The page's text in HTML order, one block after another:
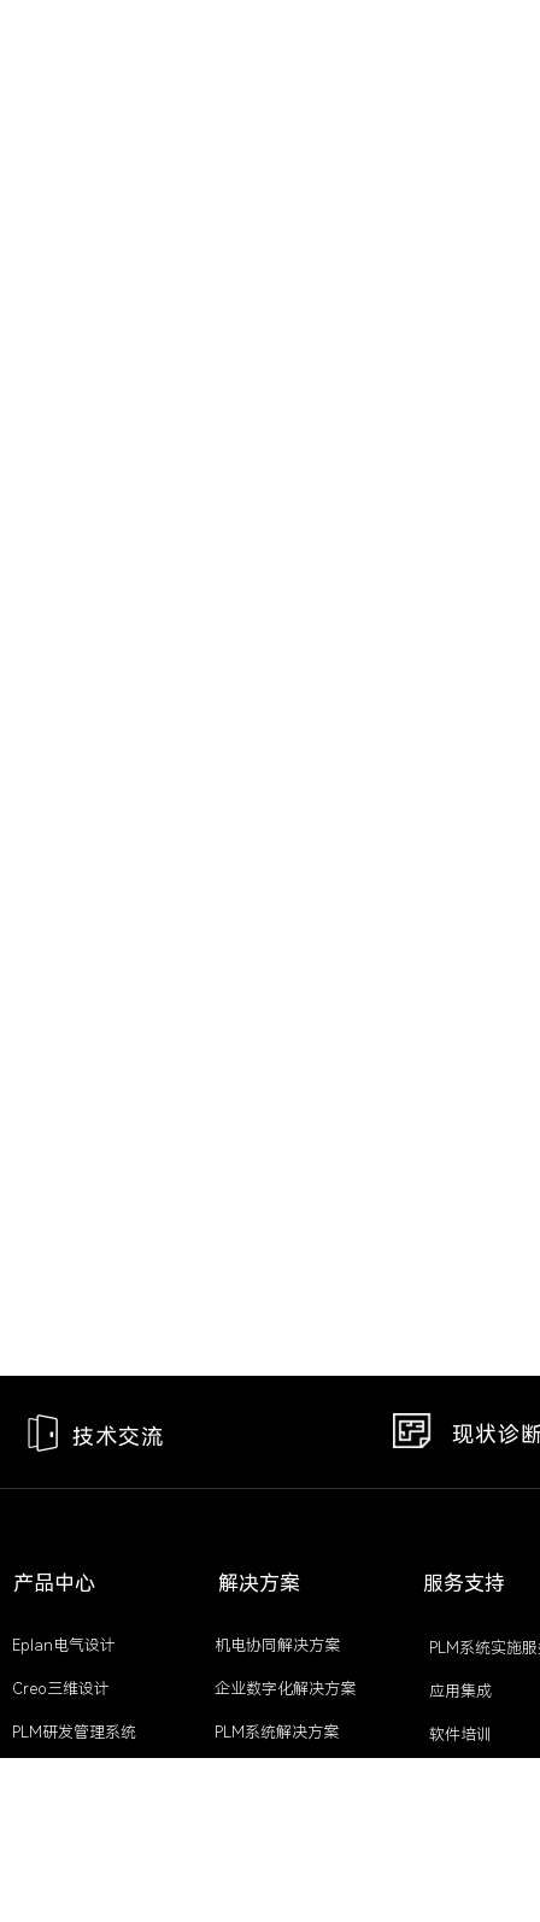
现状诊
技术交流
机电协同解决方案
企业数字化解决方案
PLM系统解决方案
产品中心 解决方案 服务支持
PLM系统实施
应用集成
软件培训
Eplan电气设计
Creo三维设计
PLM研发管理系统